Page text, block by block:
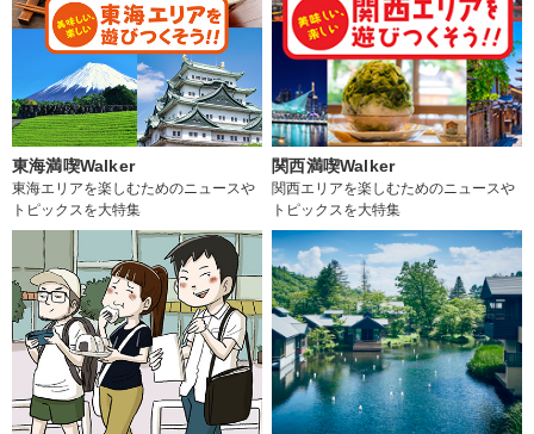
東海満喫Walker
東海エリアを楽しむためのニュースや
トピックスを大特集
関西満喫Walker
関西エリアを楽しむためのニュースや
トピックスを大特集